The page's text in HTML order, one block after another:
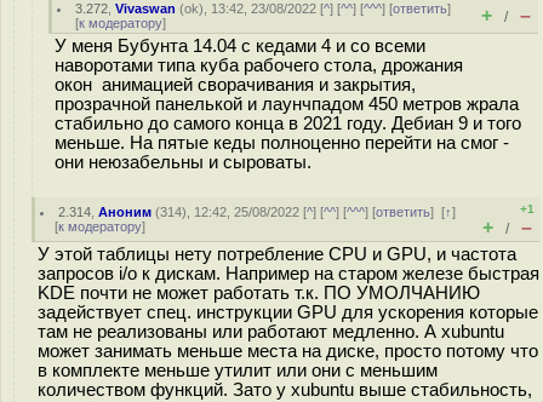
3.272 ,Vivaswan (ok), 13:42, 23/08/2022 [^] [^^] [^^^] [ответить]
[к модератору] + / –
У меня Бубунта 14.04 с кедами 4 и со всеми
наворотами типа куба рабочего стола, дрожания
окон анимацией сворачивания и закрытия,
прозрачной панелькой и лаунчпадом 450 метров жрала
стабильно до самого конца в 2021 году. Дебиан 9 и того
меньше. На пятые кеды полноценно перейти на смог -
они неюзабельны и сыроваты.
2.314 ,Аноним (314), 12:42, 25/08/2022 [^] [^^] [^^^] [ответить][↑]
[к модератору]
+1
+ / –
У этой таблицы нету потребление CPU и GPU, и частота
запросов i/o к дискам. Например на старом железе быстрая
KDE почти не может работать т.к. ПО УМОЛЧАНИЮ
задействует спец. инструкции GPU для ускорения которые
там не реализованы или работают медленно. А xubuntu
может занимать меньше места на диске, просто потому что
в комплекте меньше утилит или они с меньшим
количеством функций. Зато у xubuntu выше стабильность,